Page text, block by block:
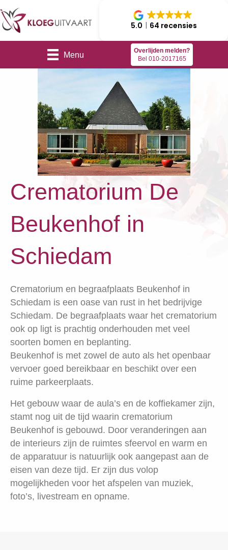
5.0 64 recensies
Menu
Overlijden melden?
Bel 010-2017165
Crematorium De
Beukenhof in
Schiedam
Crematorium en begraafplaats Beukenhof in
Schiedam is een oase van rust in het bedrijvige
Schiedam. De begraafplaats waar het crematorium
ook op ligt is prachtig onderhouden met veel
soorten bomen en beplanting.
Beukenhof is met zowel de auto als het openbaar
vervoer goed bereikbaar en beschikt over een
ruime parkeerplaats.
Het gebouw waar de aula’s en de koffiekamer zijn,
stamt nog uit de tijd waarin crematorium
Beukenhof is gebouwd. Door veranderingen aan
de interieurs zijn de ruimtes sfeervol en warm en
de apparatuur is natuurlijk ook aangepast aan de
eisen van deze tijd. Er zijn dus volop
mogelijkheden voor het afspelen van muziek,
foto’s, livestream en opname.